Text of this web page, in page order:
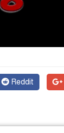
Reddit